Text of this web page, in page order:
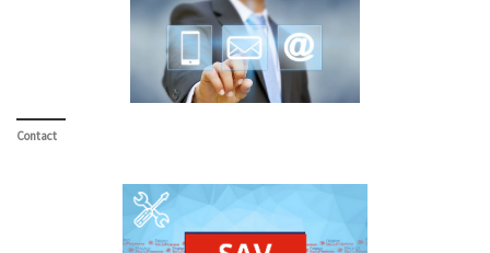
Contact